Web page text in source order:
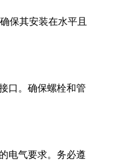
保其安装在水平且
口。确保螺栓和管
电气要求。务必遵